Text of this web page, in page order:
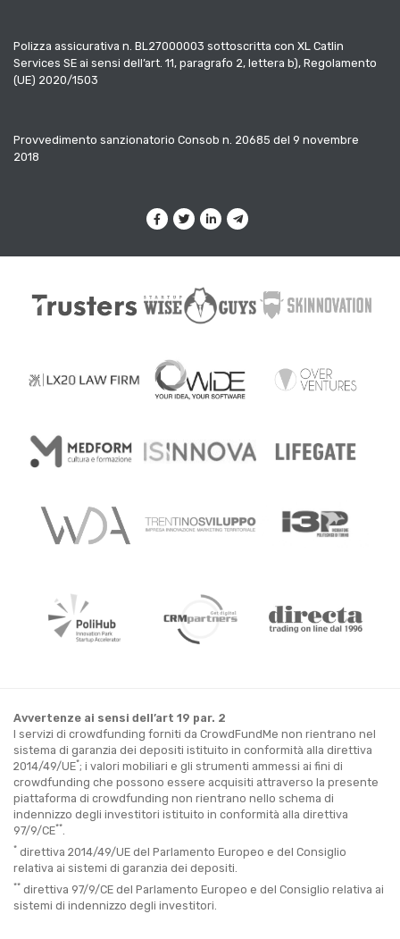
Polizza assicurativa n. BL27000003 sottoscritta con XL Catlin
Services SE ai sensi dell’art. 11, paragrafo 2, lettera b), Regolamento
(UE) 2020/1503
Provvedimento sanzionatorio Consob n. 20685 del 9 novembre
2018
Avvertenze ai sensi dell’art 19 par. 2
I servizi di crowdfunding forniti da CrowdFundMe non rientrano nel
sistema di garanzia dei depositi istituito in conformità alla direttiva
2014/49/UE*; i valori mobiliari e gli strumenti ammessi ai fini di
crowdfunding che possono essere acquisiti attraverso la presente
piattaforma di crowdfunding non rientrano nello schema di
indennizzo degli investitori istituito in conformità alla direttiva
97/9/CE**
* direttiva 2014/49/UE del Parlamento Europeo e del Consiglio
relativa ai sistemi di garanzia dei depositi.
** direttiva 97/9/CE del Parlamento Europeo e del Consiglio relativa ai
sistemi di indennizzo degli investitori.